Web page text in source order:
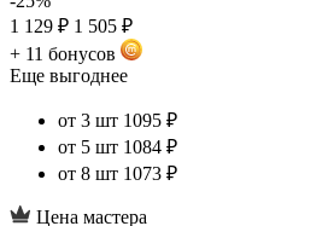
1 129 ₽ 1 505 ₽
+ 11 бонусов
Еще выгоднее
от 3 шт 1095 ₽
от 5 шт 1084 ₽
от 8 шт 1073 ₽
Цена мастера